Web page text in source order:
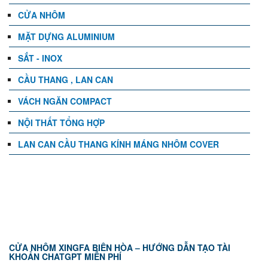
CỬA NHÔM
MẶT DỰNG ALUMINIUM
SẮT - INOX
CẦU THANG , LAN CAN
VÁCH NGĂN COMPACT
NỘI THẤT TỔNG HỢP
LAN CAN CẦU THANG KÍNH MÁNG NHÔM COVER
CỬA NHÔM XINGFA BIÊN HÒA – HƯỚNG DẪN TẠO TÀI
KHOẢN CHATGPT MIỄN PHÍ